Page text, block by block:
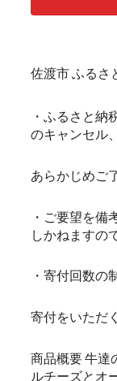
佐渡市 ふる
・ふるさと納
のキャンセル
あらかじめご
・ご要望を備
しかねますの
・寄付回数の
寄付をいただ
商品概要 牛達
ルチーズとオ